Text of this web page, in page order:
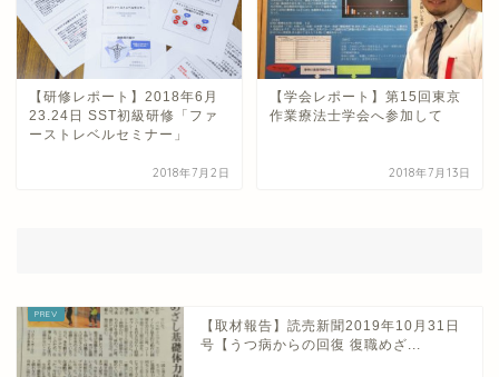
【研修レポート】2018年6月
23.24日 SST初級研修「ファ
ーストレベルセミナー」
2018年7月2日
【学会レポート】第15回東京
作業療法士学会へ参加して
2018年7月13日
【取材報告】読売新聞2019年10月31日
号【うつ病からの回復 復職めざ...